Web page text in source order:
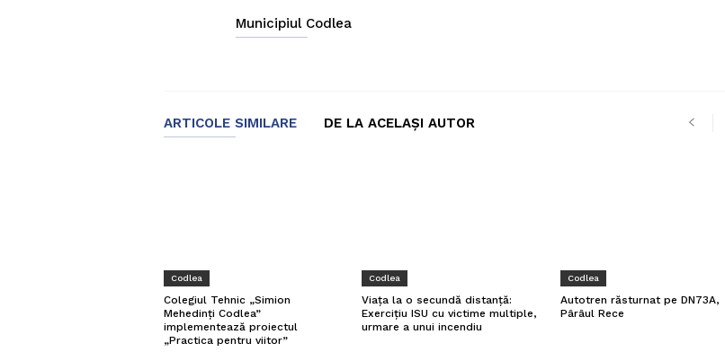
Municipiul Codlea
ARTICOLE SIMILARE DE LA ACELAȘI AUTOR
Codlea
Colegiul Tehnic „Simion
Mehedinți Codlea”
implementează proiectul
„Practica pentru viitor”
Codlea
Viața la o secundă distanță:
Exercițiu ISU cu victime multiple,
urmare a unui incendiu
Codlea
Autotren răsturnat pe DN73A,
Pârâul Rece